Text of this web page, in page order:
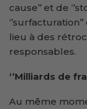
cause’’ et de
lieu à des
responsables.
‘’Milliards de
Au même